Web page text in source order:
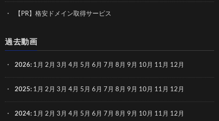
【PR】格安ドメイン取得サービス
過去動画
2026: 1月 2月 3月 4月 5月 6月 7月 8月 9月 10月 11月 12月
2025: 1月 2月 3月 4月 5月 6月 7月 8月 9月 10月 11月 12月
2024: 1月 2月 3月 4月 5月 6月 7月 8月 9月 10月 11月 12月